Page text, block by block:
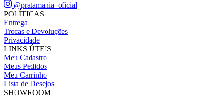
@pratamania_oficial
POLÍTICAS
Entrega
Trocas e Devoluções
Privacidade
LINKS ÚTEIS
Meu Cadastro
Meus Pedidos
Meu Carrinho
Lista de Desejos
SHOWROOM